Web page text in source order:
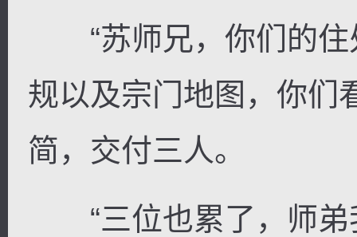
“苏师兄，你们的住
规以及宗门地图，你们
简，交付三人。
“三位也累了，师弟